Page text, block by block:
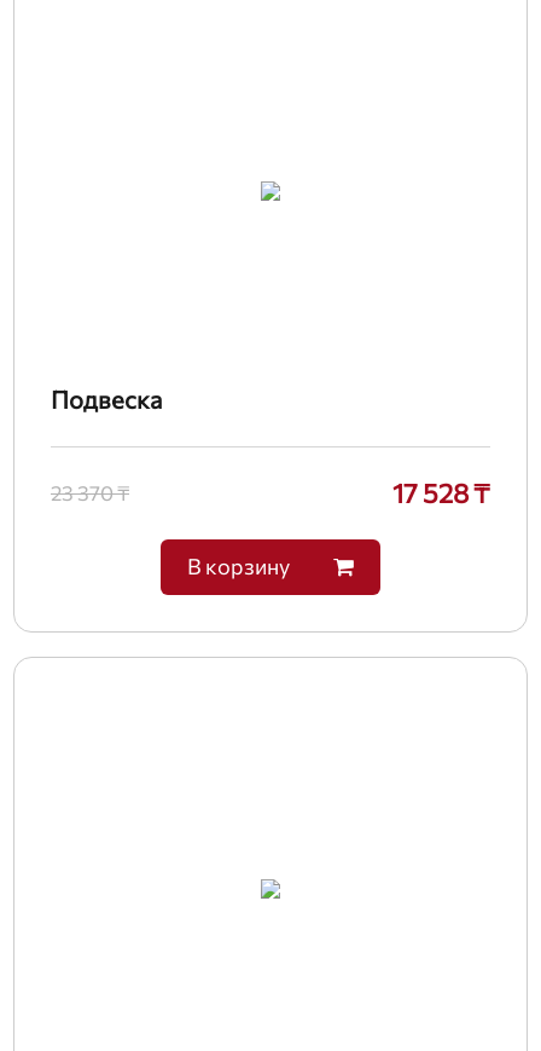
Подвеска
23 370 ₸ 17 528 ₸
В корзину